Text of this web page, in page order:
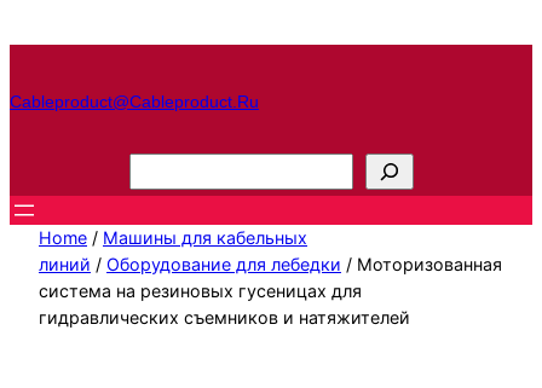
Cableproduct@cableproduct.ru
о
и
с
к
Home / Машины для кабельных
линий / Оборудование для лебедки / Моторизованная
система на резиновых гусеницах для
гидравлических съемников и натяжителей